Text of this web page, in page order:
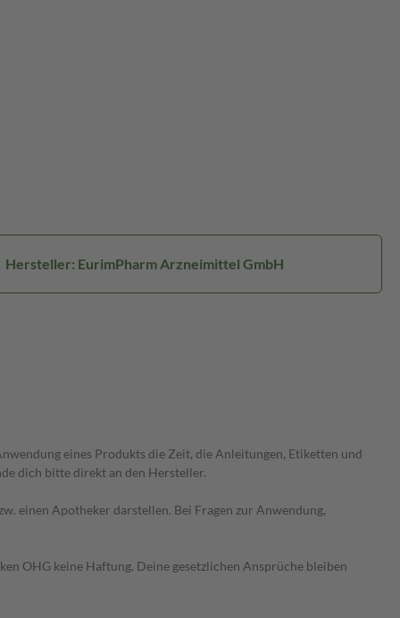
Hersteller: EurimPharm Arzneimittel GmbH
eines Produkts die Zeit, die Anleitungen, Etiketten und
dich bitte direkt an den Hersteller.
einen Apotheker darstellen. Bei Fragen zur Anwendung,
OHG keine Haftung. Deine gesetzlichen Ansprüche bleiben